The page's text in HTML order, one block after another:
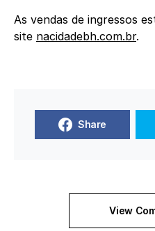
As vendas de ingressos
site nacidadebh.com.br.
Share
View